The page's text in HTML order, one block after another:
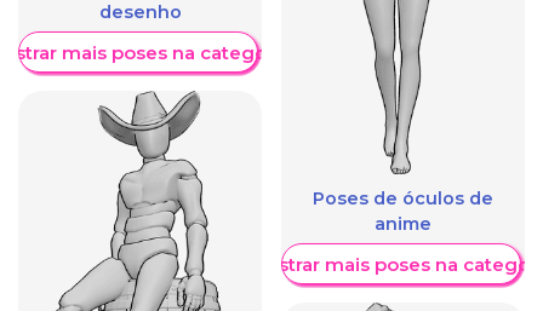
desenho
mais poses na categoria
Poses de óculos de
anime
Mostrar mais poses na